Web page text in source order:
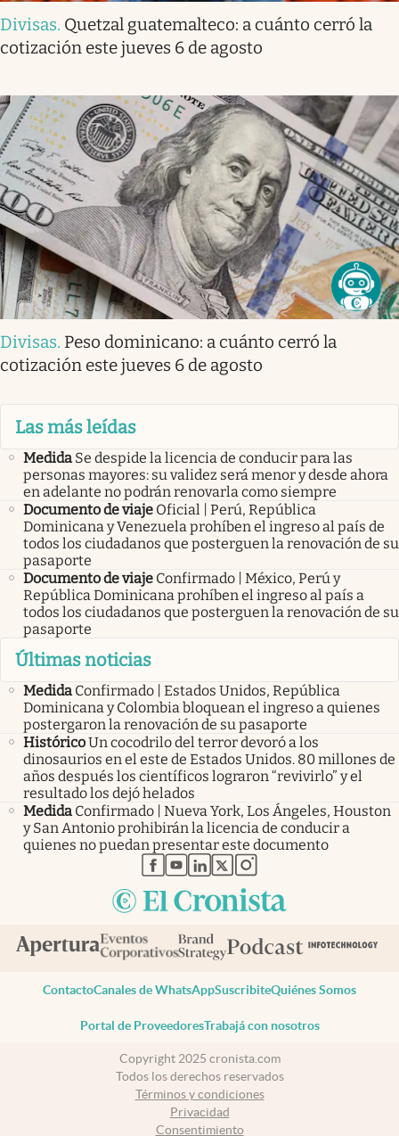
Divisas. Quetzal guatemalteco: a cuánto cerró la
cotización este jueves 6 de agosto
Divisas. Peso dominicano: a cuánto cerró la
cotización este jueves 6 de agosto
Las más leídas
Medida Se despide la licencia de conducir para las
personas mayores: su validez será menor y desde ahora
en adelante no podrán renovarla como siempre
Documento de viaje Oficial | Perú, República
Dominicana y Venezuela prohíben el ingreso al país de
todos los ciudadanos que posterguen la renovación de su
pasaporte
Documento de viaje Confirmado | México, Perú y
República Dominicana prohíben el ingreso al país a
todos los ciudadanos que posterguen la renovación de su
pasaporte
Últimas noticias
Medida Confirmado | Estados Unidos, República
Dominicana y Colombia bloquean el ingreso a quienes
postergaron la renovación de su pasaporte
HistóricoUn cocodrilo del terror devoró a los
dinosaurios en el este de Estados Unidos. 80 millones de
años después los científicos lograron “revivirlo” y el
resultado los dejó helados
Medida Confirmado | Nueva York, Los Ángeles, Houston
y San Antonio prohibirán la licencia de conducir a
quienes no puedan presentar este documento
abre en nueva pestaña
abre en nueva pestaña
abre en nueva pestaña
abre en nueva pestaña
abre en nueva pestaña
ContactoCanales de WhatsAppSuscribiteQuiénes Somos
Portal de ProveedoresTrabajá con nosotros
Copyright 2025 cronista.com
Todos los derechos reservados
Términos y condiciones
Privacidad
Consentimiento